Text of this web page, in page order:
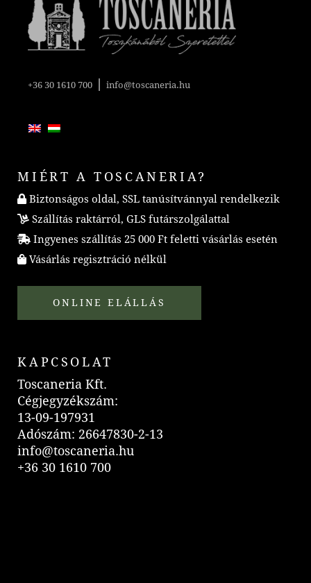
+36 30 1610 700 |info@toscaneria.hu
MIÉRT A TOSCANERIA?
Biztonságos oldal, SSL tanúsítvánnyal rendelkezik
Szállítás raktárról, GLS futárszolgálattal
Ingyenes szállítás 25 000 Ft feletti vásárlás esetén
Vásárlás regisztráció nélkül
ONLINE ELÁLLÁS
KAPCSOLAT
Toscaneria Kft.
Cégjegyzékszám:
13-09-197931
Adószám: 26647830-2-13
info@toscaneria.hu
+36 30 1610 700